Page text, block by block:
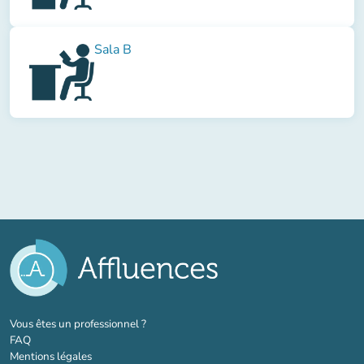
Sala B
Vous êtes un professionnel ?(nouvel onglet)
FAQ
Mentions légales